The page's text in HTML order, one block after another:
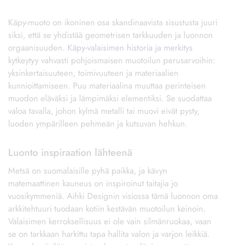
Käpy-muoto on ikoninen osa skandinaavista sisustusta juuri
siksi, että se yhdistää geometrisen tarkkuuden ja luonnon
orgaanisuuden. Käpy-valaisimen historia ja merkitys
kytkeytyy vahvasti pohjoismaisen muotoilun perusarvoihin:
yksinkertaisuuteen, toimivuuteen ja materiaalien
kunnioittamiseen. Puu materiaalina muuttaa perinteisen
muodon eläväksi ja lämpimäksi elementiksi. Se suodattaa
valoa tavalla, johon kylmä metalli tai muovi eivät pysty,
luoden ympärilleen pehmeän ja kutsuvan hehkun.
Luonto inspiraation lähteenä
Metsä on suomalaisille pyhä paikka, ja kävyn
matemaattinen kauneus on inspiroinut taitajia jo
vuosikymmeniä. Aihki Designin visiossa tämä luonnon oma
arkkitehtuuri tuodaan kotiin kestävän muotoilun keinoin.
Valaisimen kerroksellisuus ei ole vain silmänruokaa, vaan
se on tarkkaan harkittu tapa hallita valon ja varjon leikkiä.